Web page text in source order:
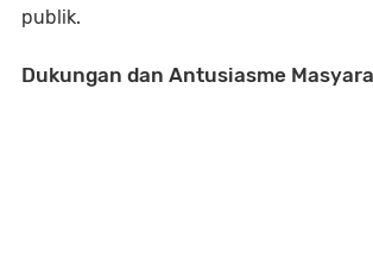
publik.
Dukungan dan Antusiasme